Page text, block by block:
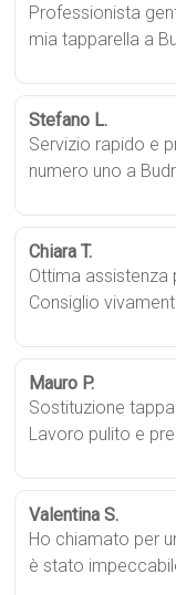
Professionista
mia tapparella a
Stefano L.
Servizio rapido e
numero uno a
Chiara T.
Ottima assistenza
Consiglio
Mauro P.
Sostituzione
Lavoro pulito e
Valentina S.
Ho chiamato per
è stato